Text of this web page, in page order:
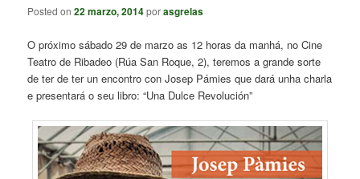
Posted on22 marzo, 2014porasgrelas
O próximo sábado 29 de marzo as 12 horas da manhá, no Cine
Teatro de Ribadeo (Rúa San Roque, 2), teremos a grande sorte
de ter de ter un encontro con Josep Pámies que dará unha charla
e presentará o seu libro: “Una Dulce Revolución”